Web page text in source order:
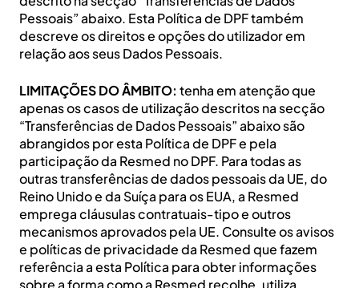
Pessoais” abaixo. Esta Política de DPF também
descreve os direitos e opções do utilizador em
relação aos seus Dados Pessoais.
LIMITAÇÕES DO ÂMBITO: tenha em atenção que
apenas os casos de utilização descritos na secção
“Transferências de Dados Pessoais” abaixo são
abrangidos por esta Política de DPF e pela
participação da Resmed no DPF. Para todas as
outras transferências de dados pessoais da UE, do
Reino Unido e da Suíça para os EUA, a Resmed
emprega cláusulas contratuais-tipo e outros
mecanismos aprovados pela UE. Consulte os avisos
e políticas de privacidade da Resmed que fazem
referência a esta Política para obter informações
sobre a forma como a Resmed recolhe, utiliza,